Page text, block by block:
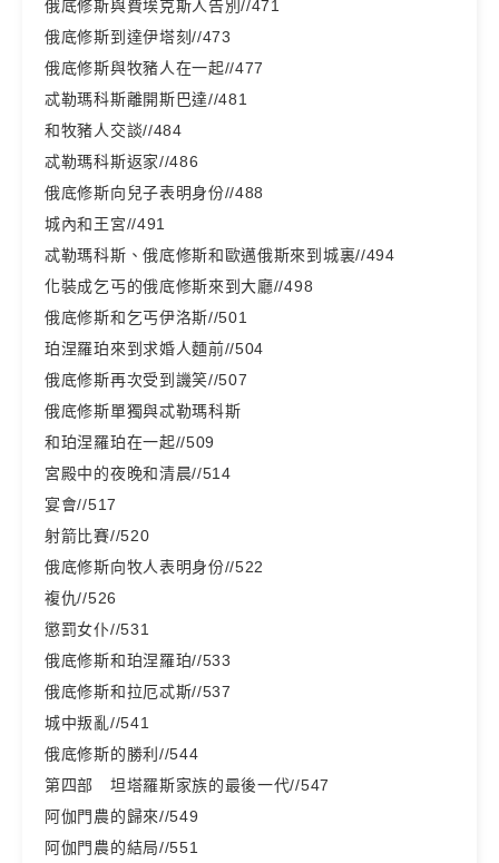
俄底修斯與費埃克斯人告別//471
俄底修斯到達伊塔刻//473
俄底修斯與牧豬人在一起//477
忒勒瑪科斯離開斯巴達//481
和牧豬人交談//484
忒勒瑪科斯返家//486
俄底修斯向兒子表明身份//488
城內和王宮//491
忒勒瑪科斯、俄底修斯和歐邁俄斯來到城裏//494
化裝成乞丐的俄底修斯來到大廳//498
俄底修斯和乞丐伊洛斯//501
珀涅羅珀來到求婚人麵前//504
俄底修斯再次受到譏笑//507
俄底修斯單獨與忒勒瑪科斯
和珀涅羅珀在一起//509
宮殿中的夜晚和清晨//514
宴會//517
射箭比賽//520
俄底修斯向牧人表明身份//522
複仇//526
懲罰女仆//531
俄底修斯和珀涅羅珀//533
俄底修斯和拉厄忒斯//537
城中叛亂//541
俄底修斯的勝利//544
第四部 坦塔羅斯家族的最後一代//547
阿伽門農的歸來//549
阿伽門農的結局//551